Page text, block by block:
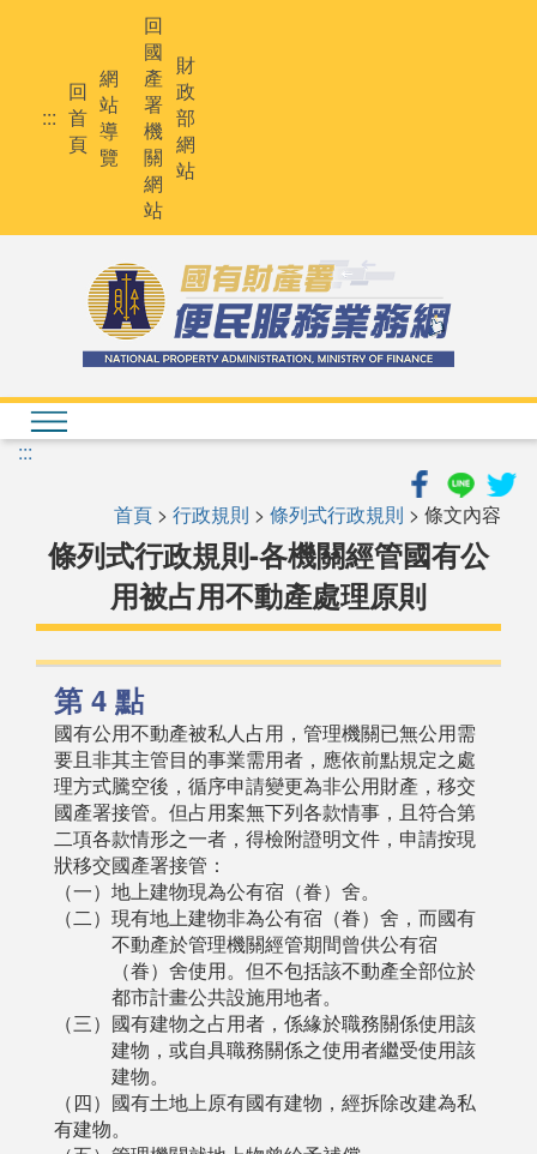
:::
回
首
頁
網
站
導
覽
回
國
產
署
機
關
網
站
財
政
部
網
站
:::
首頁 > 行政規則 > 條列式行政規則 > 條文內容
條列式行政規則-各機關經管國有公
用被占用不動產處理原則
第 4 點
國有公用不動產被私人占用，管理機關已無公用需
要且非其主管目的事業需用者，應依前點規定之處
理方式騰空後，循序申請變更為非公用財產，移交
國產署接管。但占用案無下列各款情事，且符合第
二項各款情形之一者，得檢附證明文件，申請按現
狀移交國產署接管：
（一）地上建物現為公有宿（眷）舍。
（二）現有地上建物非為公有宿（眷）舍，而國有
不動產於管理機關經管期間曾供公有宿
（眷）舍使用。但不包括該不動產全部位於
都市計畫公共設施用地者。
（三）國有建物之占用者，係緣於職務關係使用該
建物，或自具職務關係之使用者繼受使用該
建物。
（四）國有土地上原有國有建物，經拆除改建為私
有建物。